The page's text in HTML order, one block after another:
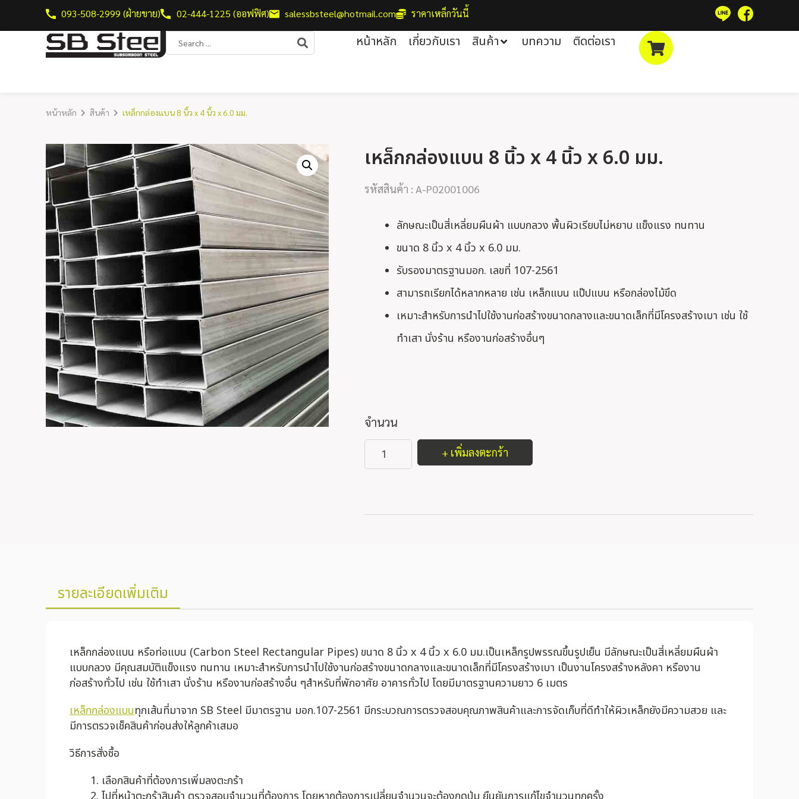
093-508-2999 (ฝ่ายขาย) 02-444-1225 (ออฟฟิศ) salessbsteel@hotmail.com ราคาเหล็กวันนี้
หน้าหลัก เกี่ยวกับเรา สินค้า บทความ ติดต่อเรา
หน้าหลัก สินค้า เหล็กกล่องแบน 8 นิ้ว x 4 นิ้ว x 6.0 มม.
เหล็กกล่องแบน 8 นิ้ว x 4 นิ้ว x 6.0 มม.
รหัสสินค้า : A-P02001006
ลักษณะเป็นสี่เหลี่ยมผืนผ้า แบบกลวง พื้นผิวเรียบไม่หยาบ แข็งแรง ทนทาน
ขนาด 8 นิ้ว x 4 นิ้ว x 6.0 มม.
รับรองมาตรฐานมอก. เลขที่ 107-2561
สามารถเรียกได้หลากหลาย เช่น เหล็กแบน แป๊ปแบน หรือกล่องไม้ขึด
เหมาะสำหรับการนำไปใช้งานก่อสร้างขนาดกลางและขนาดเล็กที่มีโครงสร้างเบา เช่น ใช้
ทำเสา นั่งร้าน หรืองานก่อสร้างอื่นๆ
จำนวน
+ เพิ่มลงตะกร้า
รายละเอียดเพิ่มเติม
เหล็กกล่องแบน หรือท่อแบน (Carbon Steel Rectangular Pipes) ขนาด 8 นิ้ว x 4 นิ้ว x 6.0 มม.เป็นเหล็กรูปพรรณขึ้นรูปเย็น มีลักษณะเป็นสี่เหลี่ยมผืนผ้า
แบบกลวง มีคุณสมบัติแข็งแรง ทนทาน เหมาะสำหรับการนำไปใช้งานก่อสร้างขนาดกลางและขนาดเล็กที่มีโครงสร้างเบา เป็นงานโครงสร้างหลังคา หรืองาน
ก่อสร้างทั่วไป เช่น ใช้ทำเสา นั่งร้าน หรืองานก่อสร้างอื่น ๆสำหรับที่พักอาศัย อาคารทั่วไป โดยมีมาตรฐานความยาว 6 เมตร
เหล็กกล่องแบนทุกเส้นที่มาจาก SB Steel มีมาตรฐาน มอก.107-2561 มีกระบวณการตรวจสอบคุณภาพสินค้าและการจัดเก็บที่ดีทำให้ผิวเหล็กยังมีความสวย และ
มีการตรวจเช็คสินค้าก่อนส่งให้ลูกค้าเสมอ
วิธีการสั่งซื้อ
เลือกสินค้าที่ต้องการเพิ่มลงตะกร้า